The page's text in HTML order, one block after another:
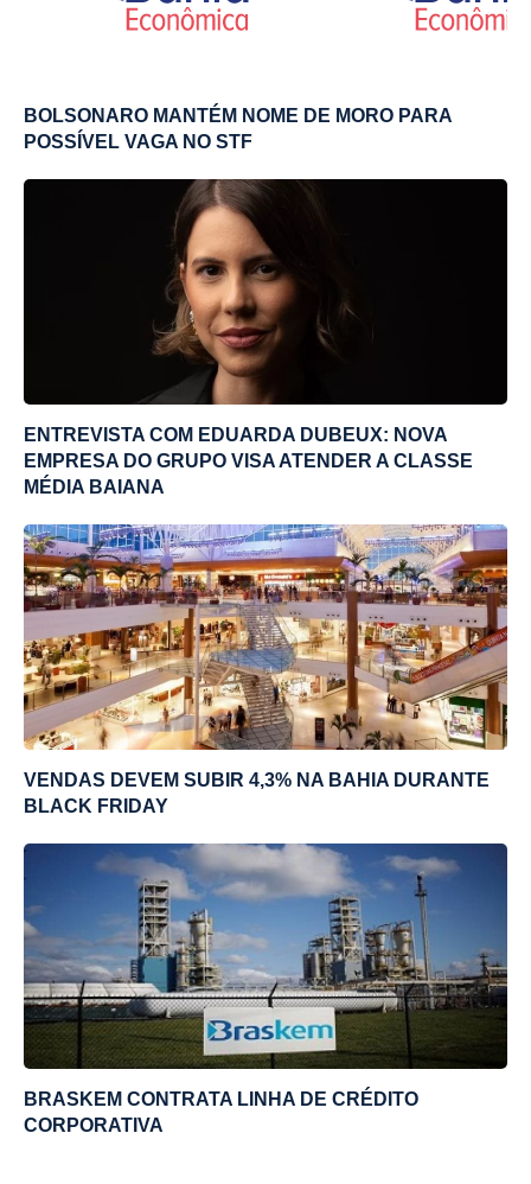
BOLSONARO MANTÉM NOME DE MORO PARA
POSSÍVEL VAGA NO STF
ENTREVISTA COM EDUARDA DUBEUX: NOVA
EMPRESA DO GRUPO VISA ATENDER A CLASSE
MÉDIA BAIANA
VENDAS DEVEM SUBIR 4,3% NA BAHIA DURANTE
BLACK FRIDAY
BRASKEM CONTRATA LINHA DE CRÉDITO
CORPORATIVA